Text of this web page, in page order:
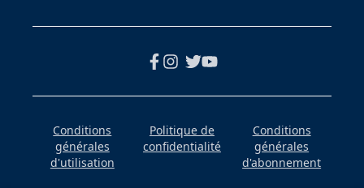
Conditions
générales
d'utilisation
Politique de
confidentialité
Conditions
générales
d'abonnement